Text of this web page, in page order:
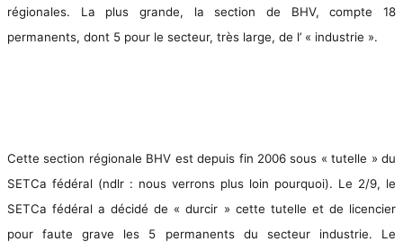
régionales. La plus grande, la section de BHV, compte 18
permanents, dont 5 pour le secteur, très large, de l’ « industrie ».
Cette section régionale BHV est depuis fin 2006 sous « tutelle » du
SETCa fédéral (ndlr : nous verrons plus loin pourquoi). Le 2/9, le
SETCa fédéral a décidé de « durcir » cette tutelle et de licencier
pour faute grave les 5 permanents du secteur industrie. Le